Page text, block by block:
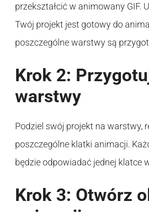
przekształcić w animowany GIF.
Twój projekt jest gotowy do
poszczególne warstwy są
Krok 2:
warstwy
Podziel swój projekt na warstwy,
poszczególne klatki animacji.
będzie odpowiadać jednej klatce
Krok 3: Otwórz